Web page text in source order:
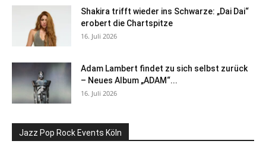
Shakira trifft wieder ins Schwarze: „Dai Dai“
erobert die Chartspitze
16. Juli 2026
Adam Lambert findet zu sich selbst zurück
– Neues Album „ADAM“...
16. Juli 2026
Jazz Pop Rock Events Köln